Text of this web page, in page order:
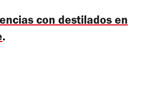
con destilados en
.